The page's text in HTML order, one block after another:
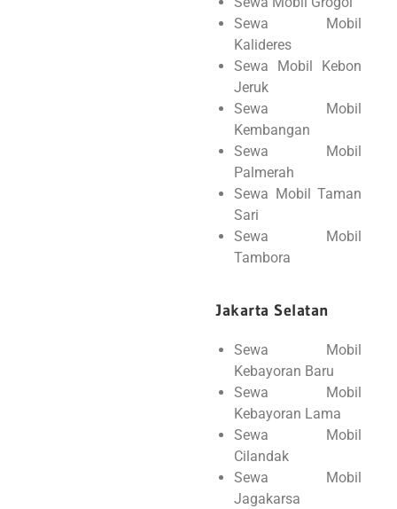
Sewa Mobil
Kalideres
Sewa Mobil Kebon
Jeruk
Sewa Mobil
Kembangan
Sewa Mobil
Palmerah
Sewa Mobil Taman
Sari
Sewa Mobil
Tambora
Jakarta Selatan
Sewa Mobil
Kebayoran Baru
Sewa Mobil
Kebayoran Lama
Sewa Mobil
Cilandak
Sewa Mobil
Jagakarsa